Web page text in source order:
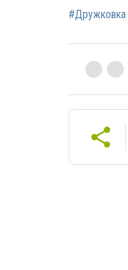
#Дружковка